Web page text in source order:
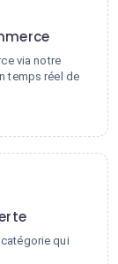
via notre
temps réel de
qui